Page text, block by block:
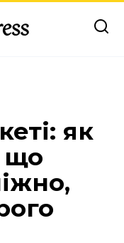
як
що